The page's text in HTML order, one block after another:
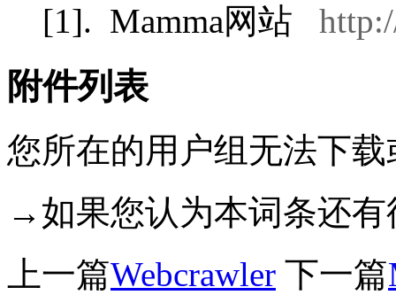
[1]. Mamma网站
附件列表
您所在的用户组无法下
→如果您认为本词条还
上一篇Webcrawler 下一篇